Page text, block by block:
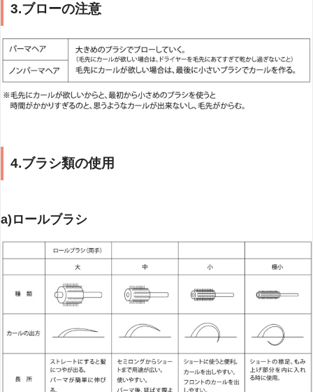
3.ブローの注意
4.ブラシ類の使用
a)ロールブラシ